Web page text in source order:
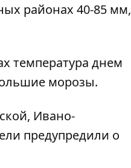
районах 40-85 мм,
температура днем
морозы.
Ивано-
предупредили о